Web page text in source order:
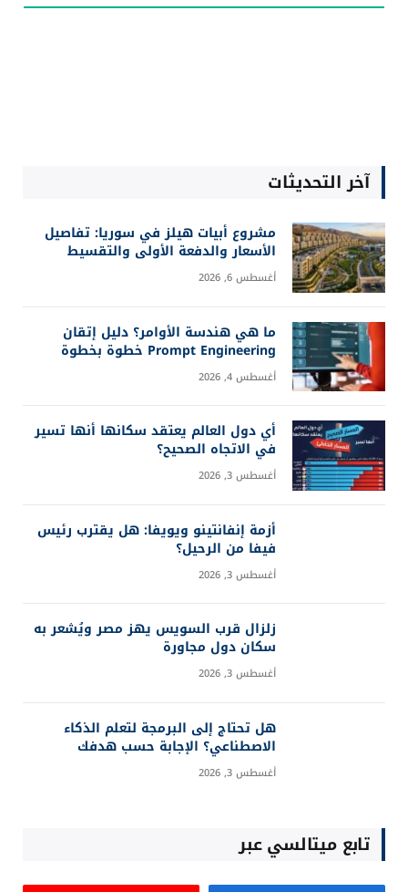
آخر التحديثات
مشروع أبيات هيلز في سوريا: تفاصيل
الأسعار والدفعة الأولى والتقسيط
أغسطس 6, 2026
ما هي هندسة الأوامر؟ دليل إتقان
Prompt Engineering خطوة بخطوة
أغسطس 4, 2026
أي دول العالم يعتقد سكانها أنها تسير
في الاتجاه الصحيح؟
أغسطس 3, 2026
أزمة إنفانتينو ويويفا: هل يقترب رئيس
فيفا من الرحيل؟
أغسطس 3, 2026
زلزال قرب السويس يهز مصر ويُشعر به
سكان دول مجاورة
أغسطس 3, 2026
هل تحتاج إلى البرمجة لتعلم الذكاء
الاصطناعي؟ الإجابة حسب هدفك
أغسطس 3, 2026
تابع ميتالسي عبر